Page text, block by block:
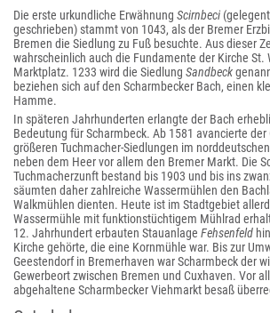
Die erste urkundliche Erwähnung Scirnbeci
geschrieben) stammt von 1043, als der Bremer
Bremen die Siedlung zu Fuß besuchte. Aus dieser
wahrscheinlich auch die Fundamente der Kirche St.
Marktplatz. 1233 wird die Siedlung Sandbeck
beziehen sich auf den Scharmbecker Bach, einen
Hamme.
In späteren Jahrhunderten erlangte der Bach
Bedeutung für Scharmbeck. Ab 1581 avancierte der
größeren Tuchmacher-Siedlungen im
neben dem Heer vor allem den Bremer Markt. Die
Tuchmacherzunft bestand bis 1903 und bis ins
säumten daher zahlreiche Wassermühlen den
Walkmühlen dienten. Heute ist im Stadtgebiet
Wassermühle mit funktionstüchtigem Mühlrad
12. Jahrhundert erbauten Stauanlage Fehsenfeld
Kirche gehörte, die eine Kornmühle war. Bis zur
Geestendorf in Bremerhaven war Scharmbeck der
Gewerbeort zwischen Bremen und Cuxhaven. Vor
abgehaltene Scharmbecker Viehmarkt besaß